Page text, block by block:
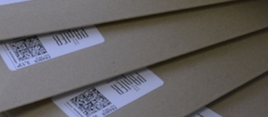
! ;)
faire parvenir le cahier de la couleur de votre choix !
vous lire !